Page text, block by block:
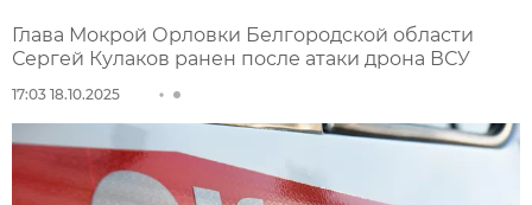
Глава Мокрой Орловки Белгородской области
Сергей Кулаков ранен после атаки дрона ВСУ
17:03 18.10.2025